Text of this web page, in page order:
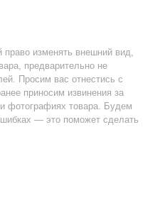
изменять внешний вид,
предварительно не
Просим вас отнестись с
приносим извинения за
фотографиях товара. Будем
— это поможет сделать